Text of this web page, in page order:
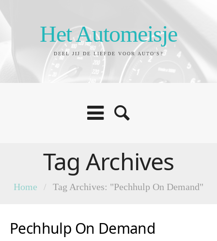
Het Automeisje
DEEL JIJ DE LIEFDE VOOR AUTO'S?
Tag Archives
Home / Tag Archives: "Pechhulp On Demand"
Pechhulp On Demand